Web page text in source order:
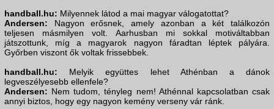
handball.hu: Milyennek látod a mai magyar válogatottat?
Andersen: Nagyon erősnek, amely azonban a két találkozón
teljesen másmilyen volt. Aarhusban mi sokkal motiváltabban
játszottunk, míg a magyarok nagyon fáradtan léptek pályára.
Győrben viszont ők voltak frissebbek.
handball.hu: Melyik együttes lehet Athénban a dánok
legveszélyesebb ellenfele?
Andersen: Nem tudom, tényleg nem! Athénnal kapcsolatban csak
annyi biztos, hogy egy nagyon kemény verseny vár ránk.